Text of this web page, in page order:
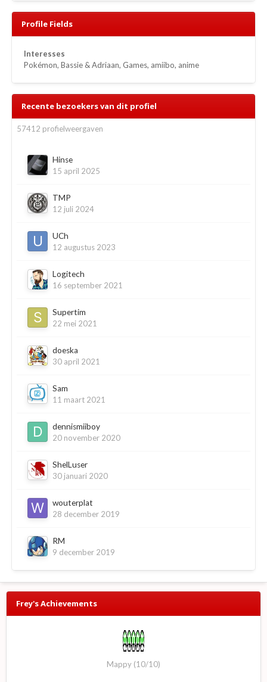
Profile Fields
Interesses
Pokémon, Bassie & Adriaan, Games, amiibo, anime
Recente bezoekers van dit profiel
57412 profielweergaven
Hinse
15 april 2025
TMP
12 juli 2024
UCh
12 augustus 2023
Logitech
16 september 2021
Supertim
22 mei 2021
doeska
30 april 2021
Sam
11 maart 2021
dennismiiboy
20 november 2020
ShelLuser
30 januari 2020
wouterplat
28 december 2019
RM
9 december 2019
Frey's Achievements
Mappy (10/10)